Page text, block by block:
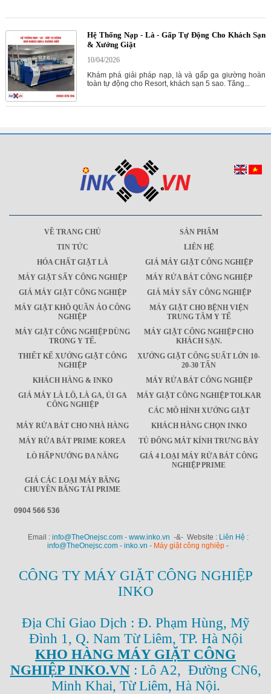
Hệ Thống Nạp - Là - Gấp Tự Động Cho Khách Sạn
& Xưởng Giặt
10/04/2026
Khám phá giải pháp nạp, là và gấp ga giường hoàn
toàn tự động cho Resort, khách sạn 5 sao. Tăng...
VỀ TRANG CHỦ
SẢN PHẨM
TIN TỨC
LIÊN HỆ
HÓA CHẤT GIẶT LÀ
GIÁ MÁY GIẶT CÔNG NGHIỆP
MÁY GIẶT SẤY CÔNG NGHIỆP
MÁY RỬA BÁT CÔNG NGHIỆP
GIÁ MÁY GIẶT CÔNG NGHIỆP
GIÁ MÁY SẤY CÔNG NGHIỆP
MÁY GIẶT KHÔ QUẦN ÁO CÔNG
NGHIỆP
MÁY GIẶT CHO BỆNH VIỆN
TRUNG TÂM Y TẾ
MÁY GIẶT CÔNG NGHIỆP DÙNG
TRONG Y TẾ.
MÁY GIẶT CÔNG NGHIỆP CHO
KHÁCH SẠN.
THIẾT KẾ XƯỞNG GIẶT CÔNG
NGHIỆP
XƯỞNG GIẶT CÔNG SUẤT LỚN 10-
20-30 TẤN
KHÁCH HÀNG & INKO
MÁY RỬA BÁT CÔNG NGHIỆP
GIÁ MÁY LÀ LÔ, LÀ GA, ỦI GA
CÔNG NGHIỆP
MÁY GIẶT CÔNG NGHIỆP TOLKAR
CÁC MÔ HÌNH XƯỞNG GIẶT
MÁY RỬA BÁT CHO NHÀ HÀNG
KHÁCH HÀNG CHỌN INKO
MÁY RỬA BÁT PRIME KOREA
TỦ ĐÔNG MÁT KÍNH TRƯNG BÀY
LÒ HẤP NƯỚNG ĐA NĂNG
GIÁ 4 LOẠI MÁY RỬA BÁT CÔNG
NGHIỆP PRIME
GIÁ CÁC LOẠI MÁY BĂNG
CHUYỀN BĂNG TẢI PRIME
0904 566 536
Email : info@TheOnejsc.com - www.inko.vn -&- Website : Liên Hệ :
info@TheOnejsc.com - inko.vn - Máy giặt công nghiệp -
CÔNG TY MÁY GIẶT CÔNG NGHIỆP
INKO
Địa Chỉ Giao Dịch : Đ. Phạm Hùng, Mỹ
Đình 1, Q. Nam Từ Liêm, TP. Hà Nội
KHO HÀNG MÁY GIẶT CÔNG
NGHIỆP INKO.VN: Lô A2, Đường CN6,
Minh Khai, Từ Liêm, Hà Nội.